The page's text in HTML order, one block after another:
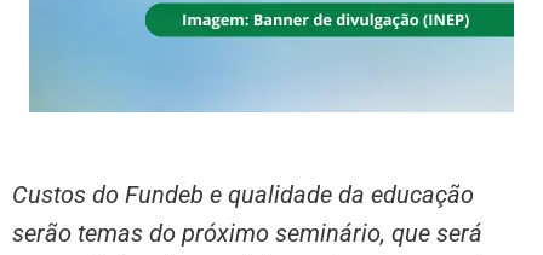
Custos do Fundeb e qualidade da educação
serão temas do próximo seminário, que será